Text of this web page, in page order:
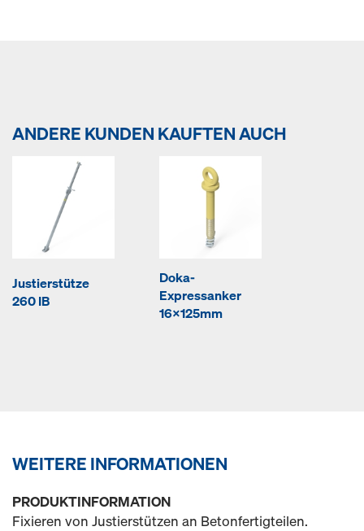
ANDERE KUNDEN KAUFTEN AUCH
Justierstütze
260 IB
Doka-
Expressanker
16x125mm
WEITERE INFORMATIONEN
PRODUKTINFORMATION
Fixieren von Justierstützen an Betonfertigteilen.